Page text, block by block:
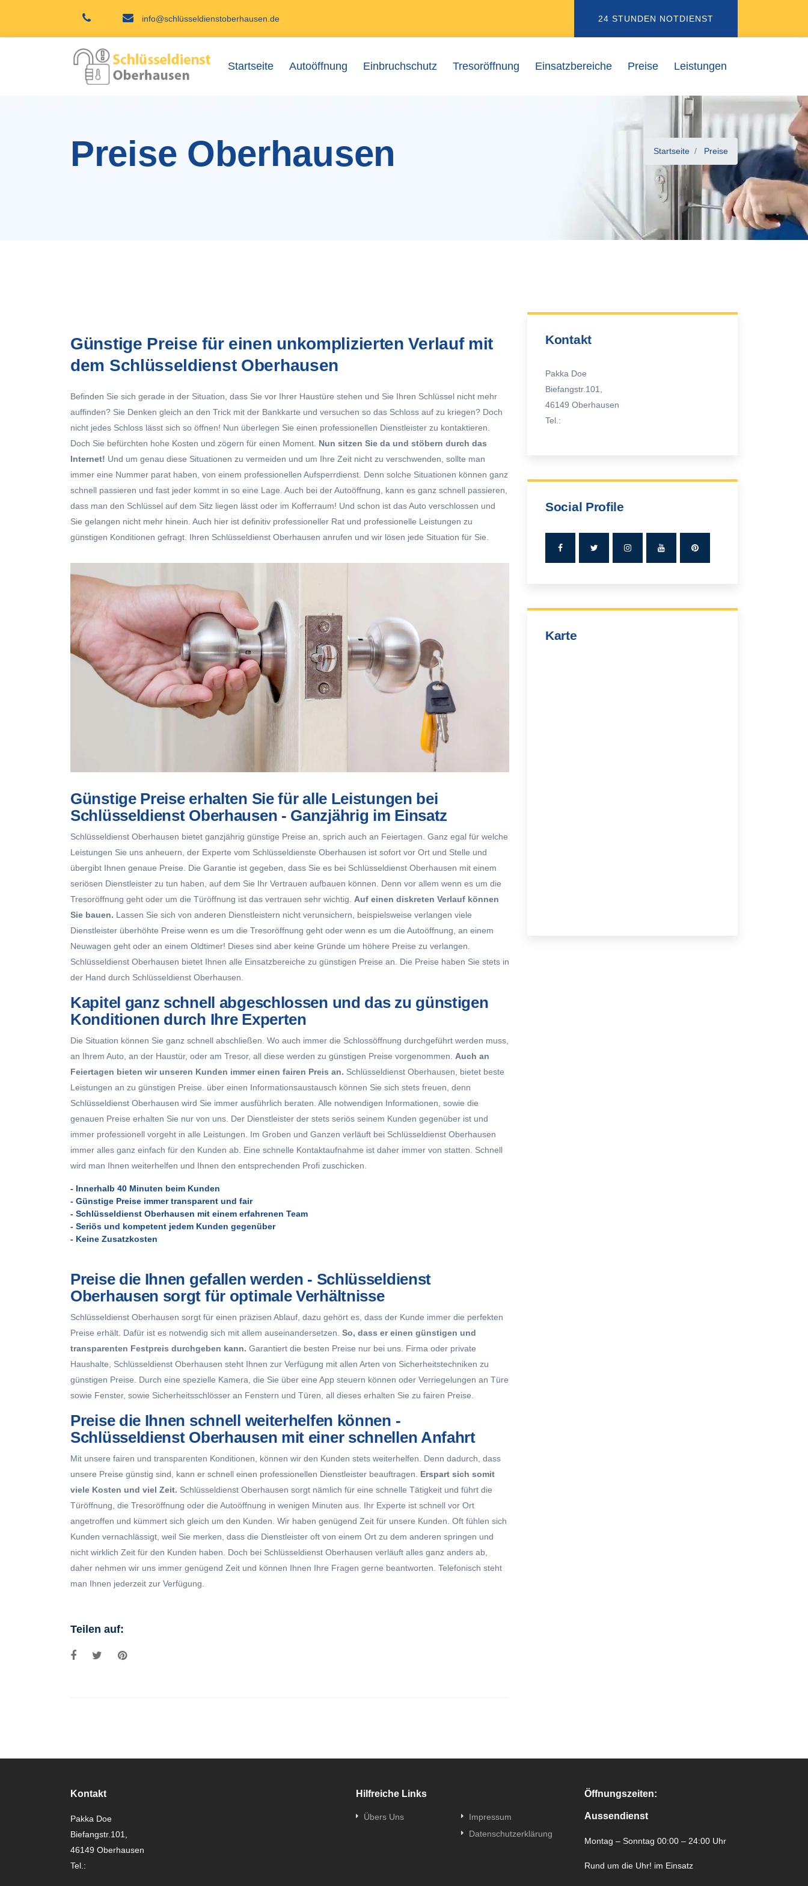
info@schlüsseldienstoberhausen.de 24 STUNDEN NOTDIENST
Startseite Autoöffnung Einbruchschutz Tresoröffnung Einsatzbereiche Preise Leistungen
Preise Oberhausen Startseite Preise
Günstige Preise für einen unkomplizierten Verlauf mit
dem Schlüsseldienst Oberhausen
Befinden Sie sich gerade in der Situation, dass Sie vor Ihrer Haustüre stehen und Sie Ihren Schlüssel nicht mehr
auffinden? Sie Denken gleich an den Trick mit der Bankkarte und versuchen so das Schloss auf zu kriegen? Doch
nicht jedes Schloss lässt sich so öffnen! Nun überlegen Sie einen professionellen Dienstleister zu kontaktieren.
Doch Sie befürchten hohe Kosten und zögern für einen Moment. Nun sitzen Sie da und stöbern durch das
Internet! Und um genau diese Situationen zu vermeiden und um Ihre Zeit nicht zu verschwenden, sollte man
immer eine Nummer parat haben, von einem professionellen Aufsperrdienst. Denn solche Situationen können ganz
schnell passieren und fast jeder kommt in so eine Lage. Auch bei der Autoöffnung, kann es ganz schnell passieren,
dass man den Schlüssel auf dem Sitz liegen lässt oder im Kofferraum! Und schon ist das Auto verschlossen und
Sie gelangen nicht mehr hinein. Auch hier ist definitiv professioneller Rat und professionelle Leistungen zu
günstigen Konditionen gefragt. Ihren Schlüsseldienst Oberhausen anrufen und wir lösen jede Situation für Sie.
Günstige Preise erhalten Sie für alle Leistungen bei
Schlüsseldienst Oberhausen - Ganzjährig im Einsatz
Schlüsseldienst Oberhausen bietet ganzjährig günstige Preise an, sprich auch an Feiertagen. Ganz egal für welche
Leistungen Sie uns anheuern, der Experte vom Schlüsseldienste Oberhausen ist sofort vor Ort und Stelle und
übergibt Ihnen genaue Preise. Die Garantie ist gegeben, dass Sie es bei Schlüsseldienst Oberhausen mit einem
seriösen Dienstleister zu tun haben, auf dem Sie Ihr Vertrauen aufbauen können. Denn vor allem wenn es um die
Tresoröffnung geht oder um die Türöffnung ist das vertrauen sehr wichtig. Auf einen diskreten Verlauf können
Sie bauen. Lassen Sie sich von anderen Dienstleistern nicht verunsichern, beispielsweise verlangen viele
Dienstleister überhöhte Preise wenn es um die Tresoröffnung geht oder wenn es um die Autoöffnung, an einem
Neuwagen geht oder an einem Oldtimer! Dieses sind aber keine Gründe um höhere Preise zu verlangen.
Schlüsseldienst Oberhausen bietet Ihnen alle Einsatzbereiche zu günstigen Preise an. Die Preise haben Sie stets in
der Hand durch Schlüsseldienst Oberhausen.
Kapitel ganz schnell abgeschlossen und das zu günstigen
Konditionen durch Ihre Experten
Die Situation können Sie ganz schnell abschließen. Wo auch immer die Schlossöffnung durchgeführt werden muss,
an Ihrem Auto, an der Haustür, oder am Tresor, all diese werden zu günstigen Preise vorgenommen. Auch an
Feiertagen bieten wir unseren Kunden immer einen fairen Preis an. Schlüsseldienst Oberhausen, bietet beste
Leistungen an zu günstigen Preise. über einen Informationsaustausch können Sie sich stets freuen, denn
Schlüsseldienst Oberhausen wird Sie immer ausführlich beraten. Alle notwendigen Informationen, sowie die
genauen Preise erhalten Sie nur von uns. Der Dienstleister der stets seriös seinem Kunden gegenüber ist und
immer professionell vorgeht in alle Leistungen. Im Groben und Ganzen verläuft bei Schlüsseldienst Oberhausen
immer alles ganz einfach für den Kunden ab. Eine schnelle Kontaktaufnahme ist daher immer von statten. Schnell
wird man Ihnen weiterhelfen und Ihnen den entsprechenden Profi zuschicken.
- Innerhalb 40 Minuten beim Kunden
- Günstige Preise immer transparent und fair
- Schlüsseldienst Oberhausen mit einem erfahrenen Team
- Seriös und kompetent jedem Kunden gegenüber
- Keine Zusatzkosten
Preise die Ihnen gefallen werden - Schlüsseldienst
Oberhausen sorgt für optimale Verhältnisse
Schlüsseldienst Oberhausen sorgt für einen präzisen Ablauf, dazu gehört es, dass der Kunde immer die perfekten
Preise erhält. Dafür ist es notwendig sich mit allem auseinandersetzen. So, dass er einen günstigen und
transparenten Festpreis durchgeben kann. Garantiert die besten Preise nur bei uns. Firma oder private
Haushalte, Schlüsseldienst Oberhausen steht Ihnen zur Verfügung mit allen Arten von Sicherheitstechniken zu
günstigen Preise. Durch eine spezielle Kamera, die Sie über eine App steuern können oder Verriegelungen an Türe
sowie Fenster, sowie Sicherheitsschlösser an Fenstern und Türen, all dieses erhalten Sie zu fairen Preise.
Preise die Ihnen schnell weiterhelfen können -
Schlüsseldienst Oberhausen mit einer schnellen Anfahrt
Mit unsere fairen und transparenten Konditionen, können wir den Kunden stets weiterhelfen. Denn dadurch, dass
unsere Preise günstig sind, kann er schnell einen professionellen Dienstleister beauftragen. Erspart sich somit
viele Kosten und viel Zeit. Schlüsseldienst Oberhausen sorgt nämlich für eine schnelle Tätigkeit und führt die
Türöffnung, die Tresoröffnung oder die Autoöffnung in wenigen Minuten aus. Ihr Experte ist schnell vor Ort
angetroffen und kümmert sich gleich um den Kunden. Wir haben genügend Zeit für unsere Kunden. Oft fühlen sich
Kunden vernachlässigt, weil Sie merken, dass die Dienstleister oft von einem Ort zu dem anderen springen und
nicht wirklich Zeit für den Kunden haben. Doch bei Schlüsseldienst Oberhausen verläuft alles ganz anders ab,
daher nehmen wir uns immer genügend Zeit und können Ihnen Ihre Fragen gerne beantworten. Telefonisch steht
man Ihnen jederzeit zur Verfügung.
Teilen auf:
Kontakt
Pakka Doe
Biefangstr.101,
46149 Oberhausen
Tel.:
Social Profile
Karte
Kontakt
Pakka Doe
Biefangstr.101,
46149 Oberhausen
Tel.:
Hilfreiche Links
Übers Uns
Impressum
Datenschutzerklärung
Öffnungszeiten:
Aussendienst
Montag – Sonntag 00:00 – 24:00 Uhr
Rund um die Uhr! im Einsatz